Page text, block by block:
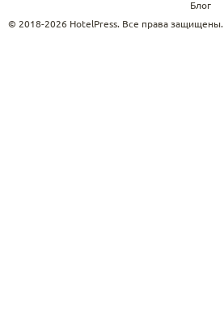
Блог
© 2018-2026 HotelPress. Все права защищены.